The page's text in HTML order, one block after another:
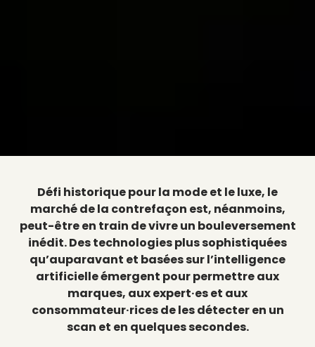
Défi historique pour la mode et le luxe, le
marché de la contrefaçon est, néanmoins,
peut-être en train de vivre un bouleversement
inédit. Des technologies plus sophistiquées
qu’auparavant et basées sur l’intelligence
artificielle émergent pour permettre aux
marques, aux expert·es et aux
consommateur·rices de les détecter en un
scan et en quelques secondes.